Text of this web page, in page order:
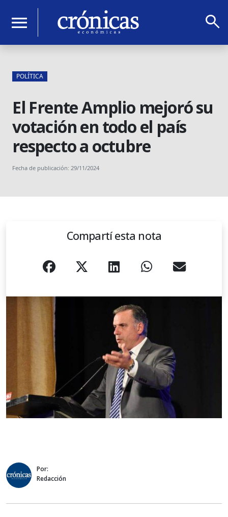
menu search
POLÍTICA
El Frente Amplio mejoró su
votación en todo el país
respecto a octubre
Fecha de publicación: 29/11/2024
Compartí esta nota
Por:
Redacción